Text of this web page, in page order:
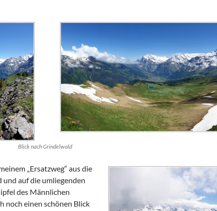
Blick nach Grindelwald
„Ersatzweg“ aus die
auf die umliegenden
des Männlichen
noch einen schönen Blick